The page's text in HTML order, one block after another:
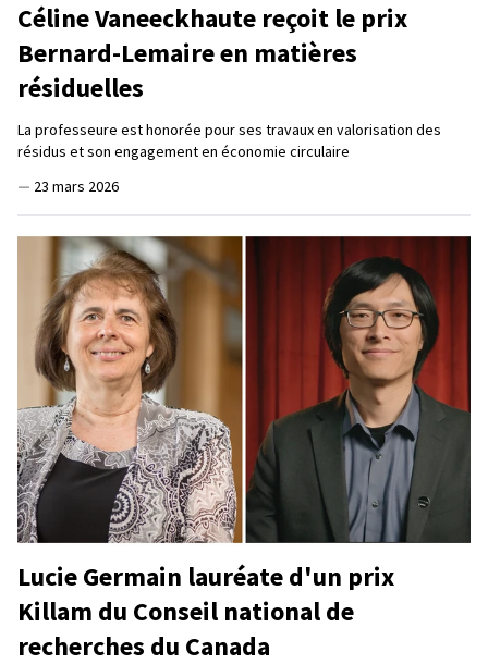
Céline Vaneeckhaute reçoit le prix
Bernard-Lemaire en matières
résiduelles
La professeure est honorée pour ses travaux en valorisation des
résidus et son engagement en économie circulaire
— 23 mars 2026
Lucie Germain lauréate d'un prix
Killam du Conseil national de
recherches du Canada